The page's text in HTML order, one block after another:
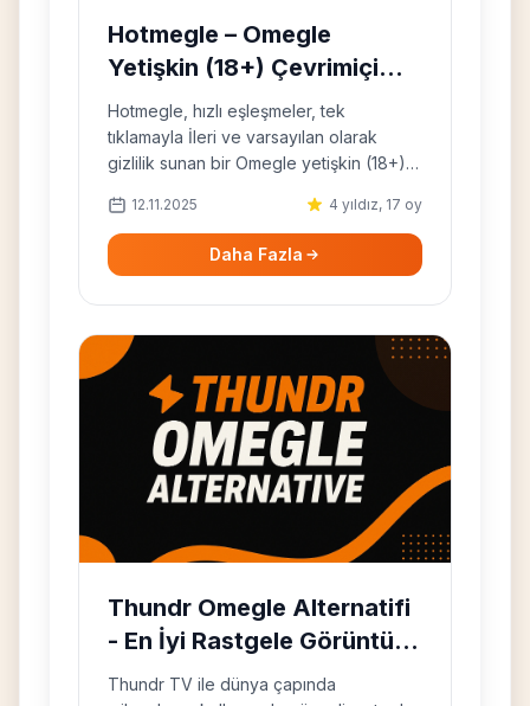
Hotmegle – Omegle
Yetişkin (18+) Çevrimiçi
Rastgele Görüntülü Sohbet
Hotmegle, hızlı eşleşmeler, tek
tıklamayla İleri ve varsayılan olarak
gizlilik sunan bir Omegle yetişkin (18+)
12.11.2025 4 yıldız, 17 oy
Daha Fazla
Thundr Omegle Alternatifi
- En İyi Rastgele Görüntülü
Chat
Thundr TV ile dünya çapında